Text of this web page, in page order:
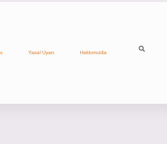
Yasal Uyarı Hakkımızda